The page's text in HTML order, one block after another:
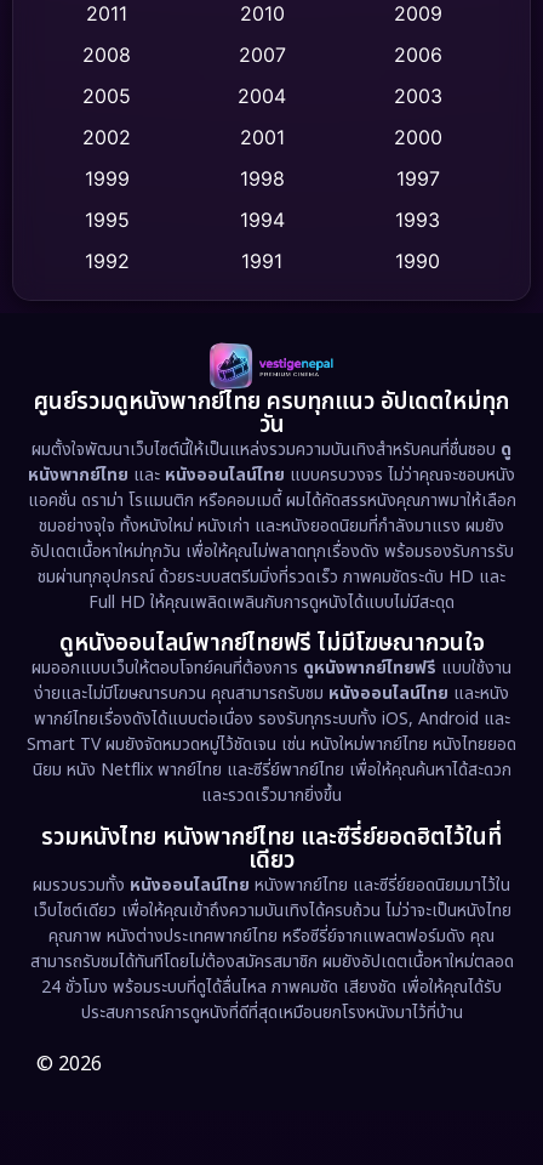
Crime อาชญากรรม (508)
Cult Film
Dance เต้น (10)
Detective สืบสวน (73)
Disaster (13)
Disney+ (5)
Documentary สารคดี (92)
Drama ดราม่า (1,443)
Dystopian (17)
Emotional (61)
Epic มหากาพย์ (217)
Erotic (36)
Family ครอบครัว (363)
Fantasy จินตนาการ (322)
Fiction (9)
Film (57)
Gothic
2011
2010
2009
2008
2007
2006
2005
2004
2003
2002
2001
2000
1999
1998
1997
1995
1994
1993
1992
1991
1990
1989
1988
1986
1983
1978
1974
1962
ศูนย์รวมดูหนังพากย์ไทย ครบทุกแนว อัปเดตใหม่ทุก
วัน
ผมตั้งใจพัฒนาเว็บไซต์นี้ให้เป็นแหล่งรวมความบันเทิงสำหรับคนที่ชื่นชอบ ดู
หนังพากย์ไทย และ หนังออนไลน์ไทย แบบครบวงจร ไม่ว่าคุณจะชอบหนัง
แอคชั่น ดราม่า โรแมนติก หรือคอมเมดี้ ผมได้คัดสรรหนังคุณภาพมาให้เลือก
ชมอย่างจุใจ ทั้งหนังใหม่ หนังเก่า และหนังยอดนิยมที่กำลังมาแรง ผมยัง
อัปเดตเนื้อหาใหม่ทุกวัน เพื่อให้คุณไม่พลาดทุกเรื่องดัง พร้อมรองรับการรับ
ชมผ่านทุกอุปกรณ์ ด้วยระบบสตรีมมิ่งที่รวดเร็ว ภาพคมชัดระดับ HD และ
Full HD ให้คุณเพลิดเพลินกับการดูหนังได้แบบไม่มีสะดุด
ดูหนังออนไลน์พากย์ไทยฟรี ไม่มีโฆษณากวนใจ
ผมออกแบบเว็บให้ตอบโจทย์คนที่ต้องการ ดูหนังพากย์ไทยฟรี แบบใช้งาน
ง่ายและไม่มีโฆษณารบกวน คุณสามารถรับชม หนังออนไลน์ไทย และหนัง
พากย์ไทยเรื่องดังได้แบบต่อเนื่อง รองรับทุกระบบทั้ง iOS, Android และ
Smart TV ผมยังจัดหมวดหมู่ไว้ชัดเจน เช่น หนังใหม่พากย์ไทย หนังไทยยอด
นิยม หนัง Netflix พากย์ไทย และซีรี่ย์พากย์ไทย เพื่อให้คุณค้นหาได้สะดวก
และรวดเร็วมากยิ่งขึ้น
รวมหนังไทย หนังพากย์ไทย และซีรี่ย์ยอดฮิตไว้ในที่
เดียว
ผมรวบรวมทั้ง หนังออนไลน์ไทย หนังพากย์ไทย และซีรี่ย์ยอดนิยมมาไว้ใน
เว็บไซต์เดียว เพื่อให้คุณเข้าถึงความบันเทิงได้ครบถ้วน ไม่ว่าจะเป็นหนังไทย
คุณภาพ หนังต่างประเทศพากย์ไทย หรือซีรี่ย์จากแพลตฟอร์มดัง คุณ
สามารถรับชมได้ทันทีโดยไม่ต้องสมัครสมาชิก ผมยังอัปเดตเนื้อหาใหม่ตลอด
24 ชั่วโมง พร้อมระบบที่ดูได้ลื่นไหล ภาพคมชัด เสียงชัด เพื่อให้คุณได้รับ
ประสบการณ์การดูหนังที่ดีที่สุดเหมือนยกโรงหนังมาไว้ที่บ้าน
© 2026